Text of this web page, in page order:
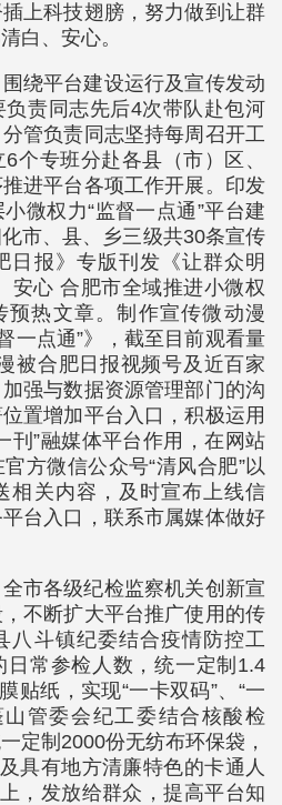
上科技翅膀，努力做到让群
白、安心。
绕平台建设运行及宣传发动
责同志先后4次带队赴包河
管负责同志坚持每周召开工
个专班分赴各县（市）区、
进平台各项工作开展。印发
微权力“监督一点通”平台建
市、县、乡三级共30条宣传
日报》专版刊发《让群众明
安心 合肥市全域推进小微权
预热文章。制作宣传微动漫
一点通”》，截至目前观看量
被合肥日报视频号及近百家
强与数据资源管理部门的沟
置增加平台入口，积极运用
刊”融媒体平台作用，在网站
方微信公众号“清风合肥”以
相关内容，及时宣布上线信
台入口，联系市属媒体做好
市各级纪检监察机关创新宣
不断扩大平台推广使用的传
八斗镇纪委结合疫情防控工
日常参检人数，统一定制1.4
贴纸，实现“一卡双码”、“一
管委会纪工委结合核酸检
定制2000份无纺布环保袋，
具有地方清廉特色的卡通人
，发放给群众，提高平台知